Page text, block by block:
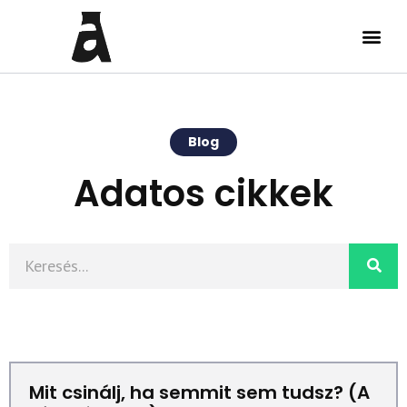
Blog
Adatos cikkek
Mit csinálj, ha semmit sem tudsz? (A